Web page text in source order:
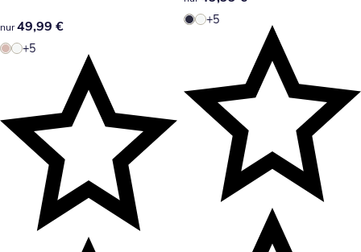
49,99 €
nur 49,99 €
+5
+5